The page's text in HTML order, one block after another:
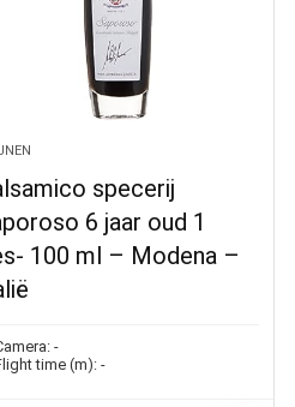
specerij
6 jaar oud 1
100 ml – Modena –
-
time (m):-